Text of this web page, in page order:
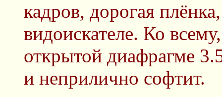
кадров, дорогая
видоискателе. Ко
открытой диафрагме
и неприлично софтит.